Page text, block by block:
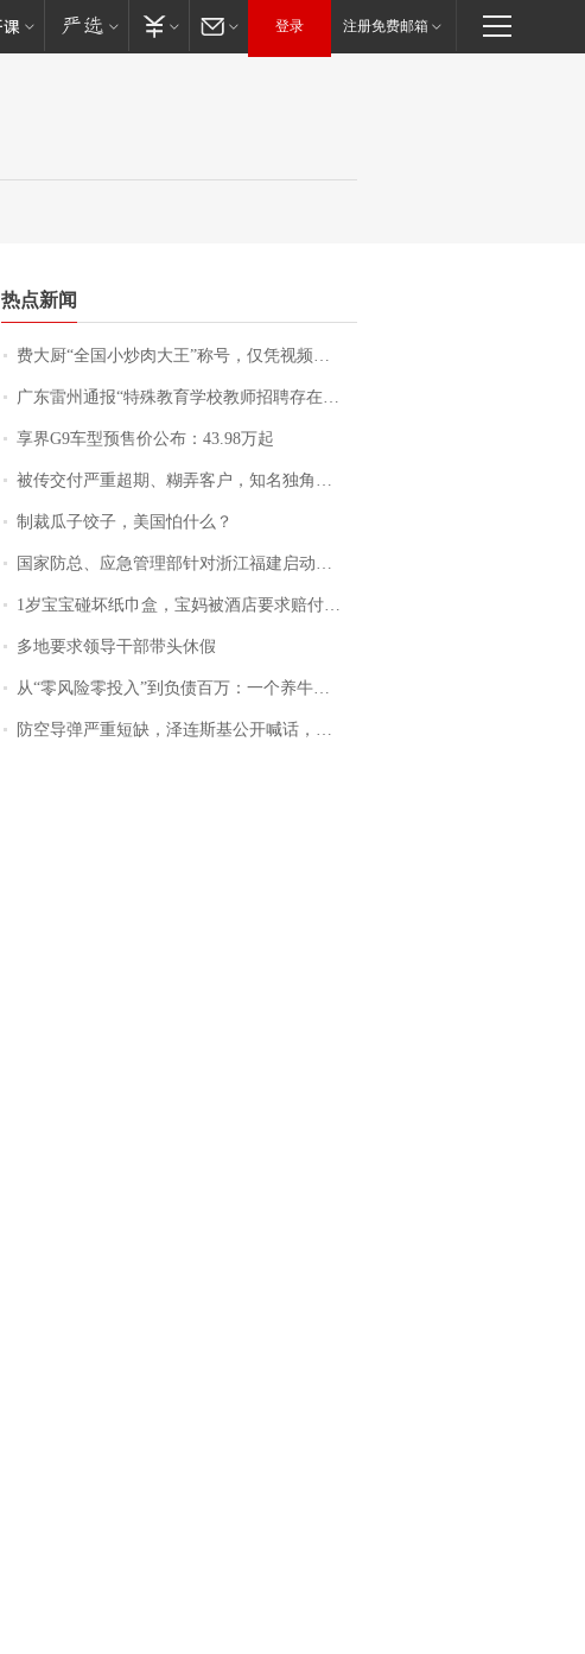
登录 注册免费邮箱
热点新闻
费大厨“全国小炒肉大王”称号，仅凭视频评出？中国烹饪协会回应
广东雷州通报“特殊教育学校教师招聘存在违规行为”：已启动问责程序 副校长被停职
享界G9车型预售价公布：43.98万起
被传交付严重超期、糊弄客户，知名独角兽车企创始人回应：都没证据，将依法采取措施，“本人长期与美国交管局保持沟通，对方表示肯定”
制裁瓜子饺子，美国怕什么？
国家防总、应急管理部针对浙江福建启动防汛防台风四级应急响应
1岁宝宝碰坏纸巾盒，宝妈被酒店要求赔付924元！三亚一酒店回复：骨瓷定制！网友一查价格，吵翻了
多地要求领导干部带头休假
从“零风险零投入”到负债百万：一个养牛项目崩盘后，谁该为农户的贷款买单丨红星调查
防空导弹严重短缺，泽连斯基公开喊话，乌克兰失去导弹拦截能力？